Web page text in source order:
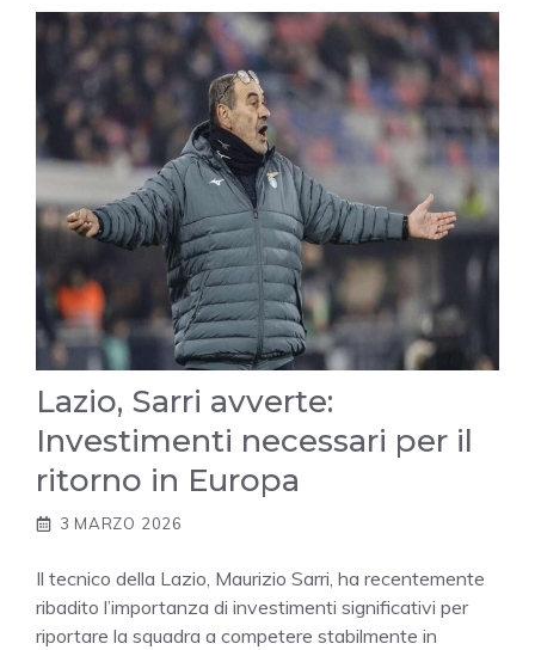
Lazio, Sarri avverte:
Investimenti necessari per il
ritorno in Europa
3 MARZO 2026
Il tecnico della Lazio, Maurizio Sarri, ha recentemente
ribadito l’importanza di investimenti significativi per
riportare la squadra a competere stabilmente in